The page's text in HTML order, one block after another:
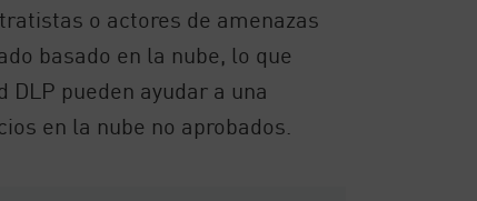
o actores de amenazas
basado en la nube, lo que
pueden ayudar a una
en la nube no aprobados.